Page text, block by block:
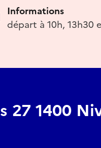
Informations
départ à 10h, 13h30
27 1400